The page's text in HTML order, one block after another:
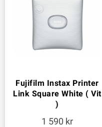
Fujifilm Instax Printer
Link Square White ( Vit
)
1 590